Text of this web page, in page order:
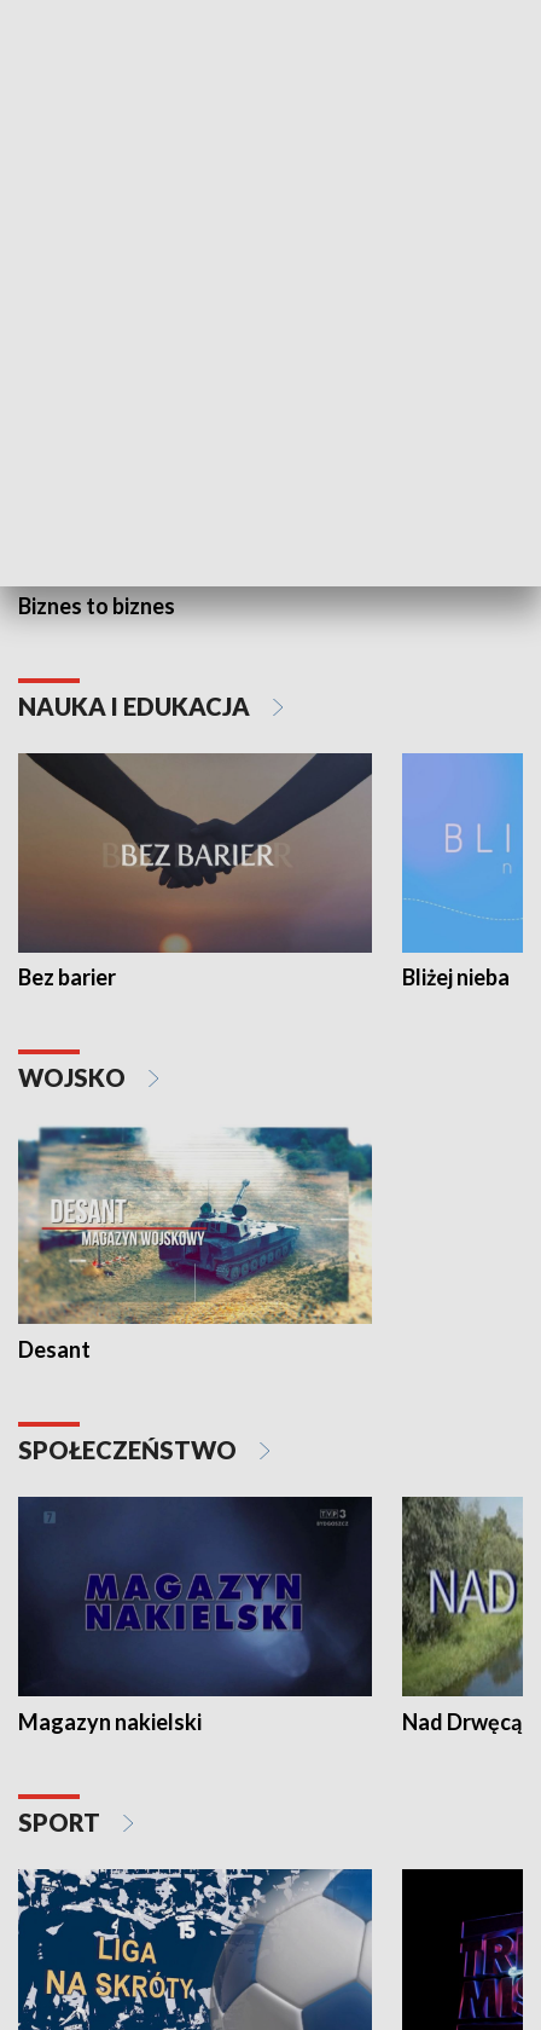
Biznes to biznes
NAUKA I EDUKACJA
Bez barier Bliżej nieba
WOJSKO
Desant
SPOŁECZEŃSTWO
Magazyn nakielski Nad Drwęcą
SPORT